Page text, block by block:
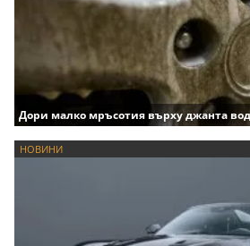
Дори малко мръсотия върху джанта
НОВИНИ